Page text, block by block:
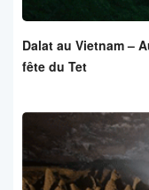
Dalat au Vietnam –
fête du Tet